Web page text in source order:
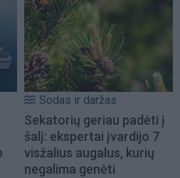
Sodas ir daržas
Sekatorių geriau padėti į
šalį: ekspertai įvardijo 7
visžalius augalus, kurių
negalima genėti